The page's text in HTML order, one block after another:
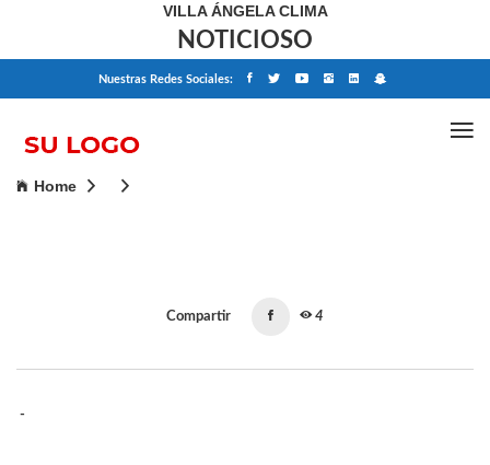
VILLA ÁNGELA CLIMA
NOTICIOSO
Nuestras Redes Sociales:
Home
Compartir 4
-